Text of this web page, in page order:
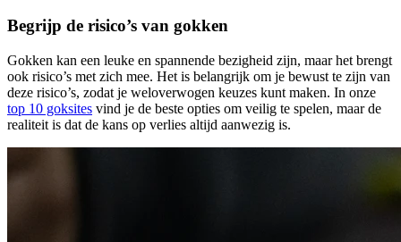
Begrijp de risico’s van gokken
Gokken kan een leuke en spannende bezigheid zijn, maar het brengt
ook risico’s met zich mee. Het is belangrijk om je bewust te zijn van
deze risico’s, zodat je weloverwogen keuzes kunt maken. In onze
top 10 goksites vind je de beste opties om veilig te spelen, maar de
realiteit is dat de kans op verlies altijd aanwezig is.